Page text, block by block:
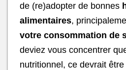
de (re)adopter de bonnes
alimentaires,
votre consommation de
deviez vous concentrer
nutritionnel, ce devrait être